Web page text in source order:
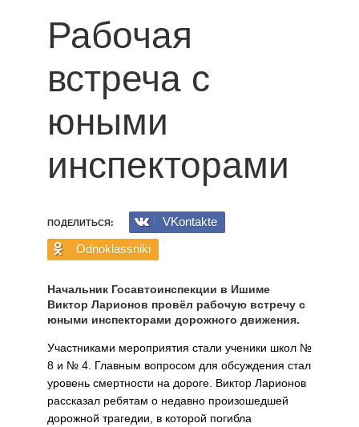
Рабочая
встреча с
юными
инспекторами
ПОДЕЛИТЬСЯ:
VKontakte
Odnoklassniki
Начальник Госавтоинспекции в Ишиме
Виктор Ларионов провёл рабочую встречу с
юными инспекторами дорожного движения.
Участниками мероприятия стали ученики школ №
8 и № 4. Главным вопросом для обсуждения стал
уровень смертности на дороге. Виктор Ларионов
рассказал ребятам о недавно произошедшей
дорожной трагедии, в которой погибла